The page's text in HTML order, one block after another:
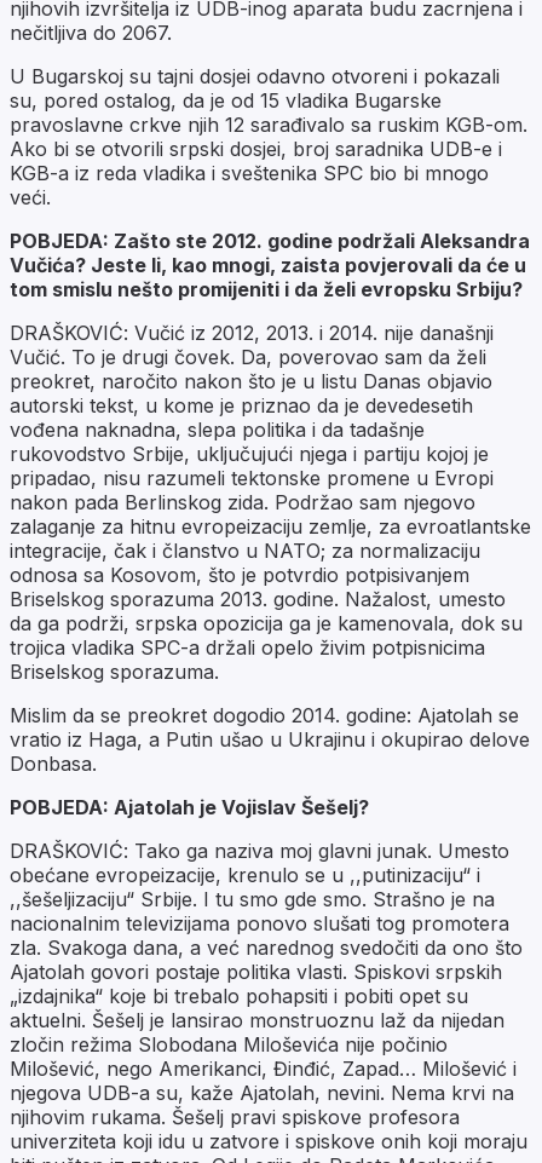
njihovih izvršitelja iz UDB-inog aparata budu zacrnjena i
nečitljiva do 2067.
U Bugarskoj su tajni dosjei odavno otvoreni i pokazali
su, pored ostalog, da je od 15 vladika Bugarske
pravoslavne crkve njih 12 sarađivalo sa ruskim KGB-om.
Ako bi se otvorili srpski dosjei, broj saradnika UDB-e i
KGB-a iz reda vladika i sveštenika SPC bio bi mnogo
veći.
POBJEDA: Zašto ste 2012. godine podržali Aleksandra
Vučića? Jeste li, kao mnogi, zaista povjerovali da će u
tom smislu nešto promijeniti i da želi evropsku Srbiju?
DRAŠKOVIĆ: Vučić iz 2012, 2013. i 2014. nije današnji
Vučić. To je drugi čovek. Da, poverovao sam da želi
preokret, naročito nakon što je u listu Danas objavio
autorski tekst, u kome je priznao da je devedesetih
vođena naknadna, slepa politika i da tadašnje
rukovodstvo Srbije, uključujući njega i partiju kojoj je
pripadao, nisu razumeli tektonske promene u Evropi
nakon pada Berlinskog zida. Podržao sam njegovo
zalaganje za hitnu evropeizaciju zemlje, za evroatlantske
integracije, čak i članstvo u NATO; za normalizaciju
odnosa sa Kosovom, što je potvrdio potpisivanjem
Briselskog sporazuma 2013. godine. Nažalost, umesto
da ga podrži, srpska opozicija ga je kamenovala, dok su
trojica vladika SPC-a držali opelo živim potpisnicima
Briselskog sporazuma.
Mislim da se preokret dogodio 2014. godine: Ajatolah se
vratio iz Haga, a Putin ušao u Ukrajinu i okupirao delove
Donbasa.
POBJEDA: Ajatolah je Vojislav Šešelj?
DRAŠKOVIĆ: Tako ga naziva moj glavni junak. Umesto
obećane evropeizacije, krenulo se u ,,putinizaciju“ i
,,šešeljizaciju“ Srbije. I tu smo gde smo. Strašno je na
nacionalnim televizijama ponovo slušati tog promotera
zla. Svakoga dana, a već narednog svedočiti da ono što
Ajatolah govori postaje politika vlasti. Spiskovi srpskih
„izdajnika“ koje bi trebalo pohapsiti i pobiti opet su
aktuelni. Šešelj je lansirao monstruoznu laž da nijedan
zločin režima Slobodana Miloševića nije počinio
Milošević, nego Amerikanci, Đinđić, Zapad… Milošević i
njegova UDB-a su, kaže Ajatolah, nevini. Nema krvi na
njihovim rukama. Šešelj pravi spiskove profesora
univerziteta koji idu u zatvore i spiskove onih koji moraju